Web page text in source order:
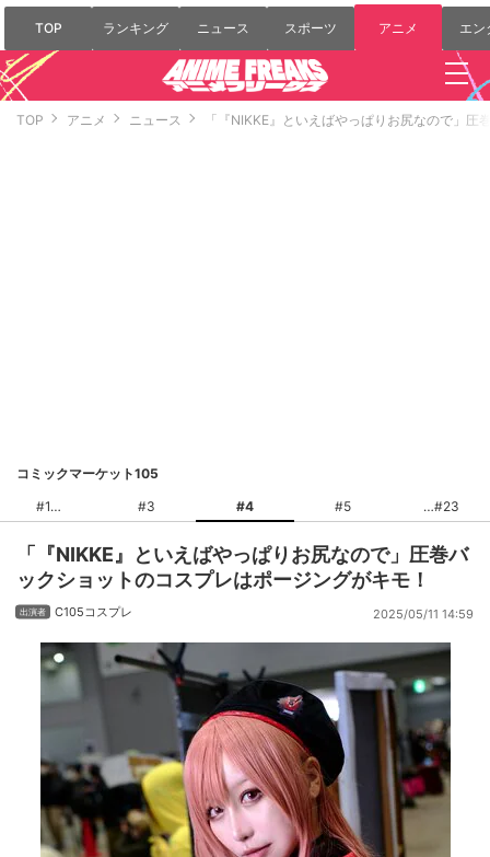
TOP ランキング ニュース スポーツ アニメ エン
TOP アニメ ニュース 「『NIKKE』といえばやっぱりお尻なので」
コミックマーケット105
#1
#3 #4 #5 #23
「『NIKKE』といえばやっぱりお尻なので」圧巻バ
ックショットのコスプレはポージングがキモ！
C105コスプレ 2025/05/11 14:59